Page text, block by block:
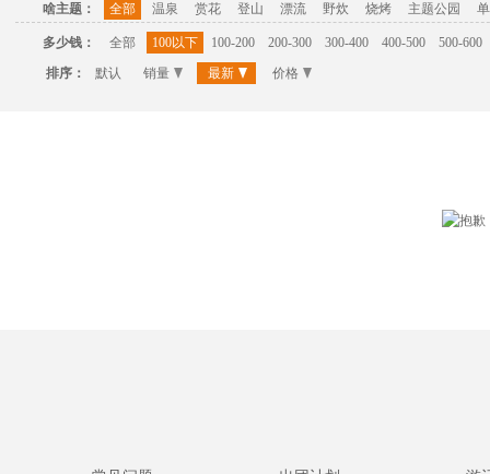
啥主题： 全部 温泉 赏花 登山 漂流 野炊 烧烤 主题公园
多少钱： 全部 100以下 100-200 200-300 300-400 400-500
500-600
排序：
默认 销量 最新 价格